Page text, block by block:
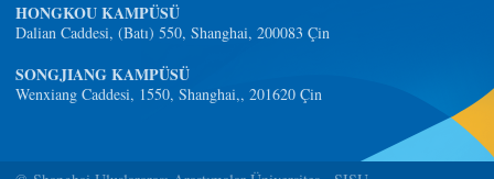
HONGKOU KAMPÜSÜ
Dalian Caddesi, (Batı) 550, Shanghai, 200083 Çin
SONGJIANG KAMPÜSÜ
Wenxiang Caddesi, 1550, Shanghai,, 201620 Çin